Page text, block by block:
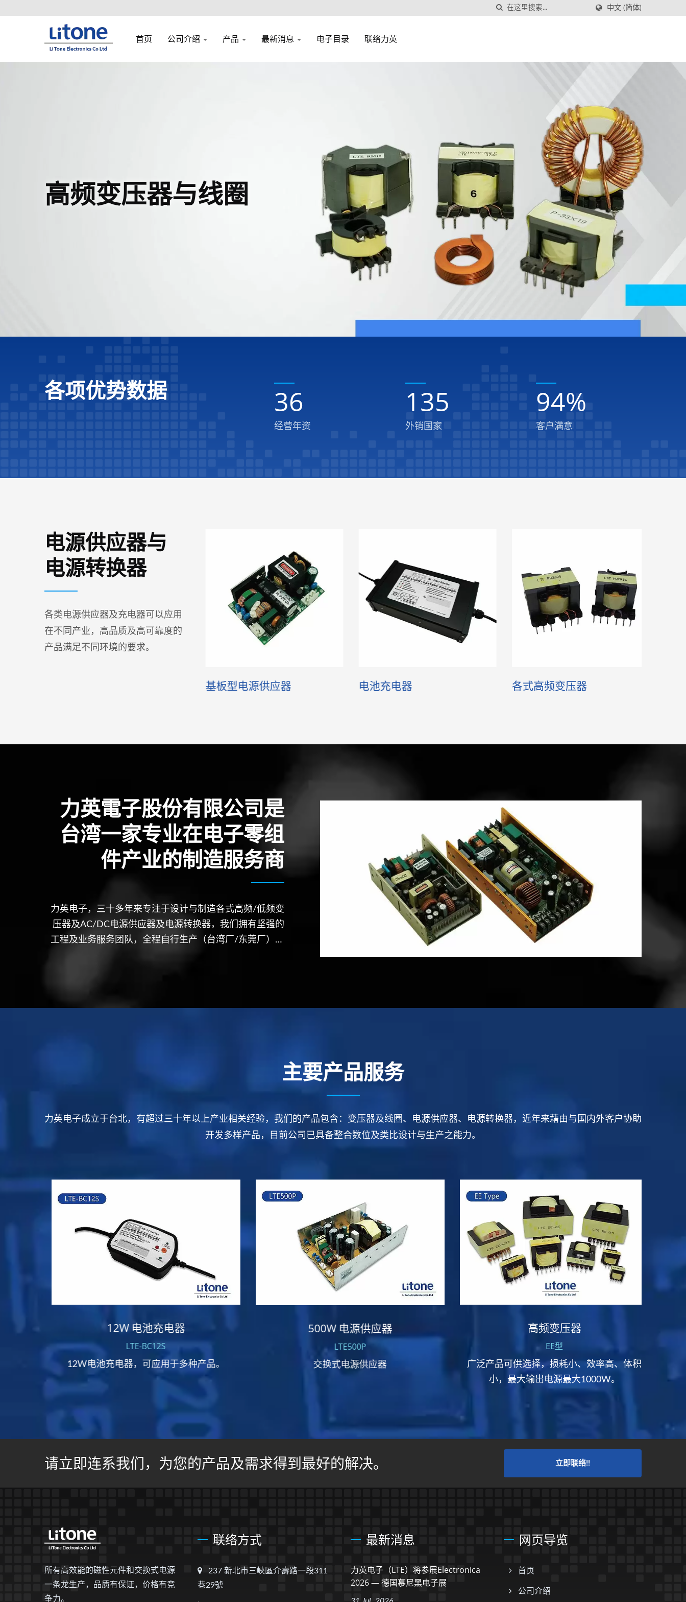
中文 (简体)
首页 公司介绍 产品 最新消息 电子目录 联络力英
高频变压器与线圈
各项优势数据 36
经营年资
135
外销国家
94%
客户满意
电源供应器与
电源转换器
各类电源供应器及充电器可以应用
在不同产业，高品质及高可靠度的
产品满足不同环境的要求。
基板型电源供应器 电池充电器 各式高频变压器
力英電子股份有限公司是
台湾一家专业在电子零组
件产业的制造服务商
力英电子，三十多年来专注于设计与制造各式高频/低频变
压器及AC/DC电源供应器及电源转换器，我们拥有坚强的
工程及业务服务团队，全程自行生产（台湾厂/东莞厂）品
主要产品服务
力英电子成立于台北，有超过三十年以上产业相关经验，我们的产品包含：变压器及线圈、电源供应器、电源转换器，近年来藉由与国内外客户协助
开发多样产品，目前公司已具备整合数位及类比设计与生产之能力。
12W 电池充电器
LTE-BC12S
12W电池充电器，可应用于多种产品。
500W 电源供应器
LTE500P
交换式电源供应器
高频变压器
EE型
广泛产品可供选择，损耗小、效率高、体积
小，最大输出电源最大1000W。
请立即连系我们，为您的产品及需求得到最好的解决。 立即联络!!
所有高效能的磁性元件和交换式电源
一条龙生产，品质有保证，价格有竞
争力。
联络方式
237 新北市三峽區介壽路一段311
巷29號
最新消息
力英电子（LTE）将参展electronica
2026 — 德国慕尼黑电子展
网页导览
首页
公司介绍